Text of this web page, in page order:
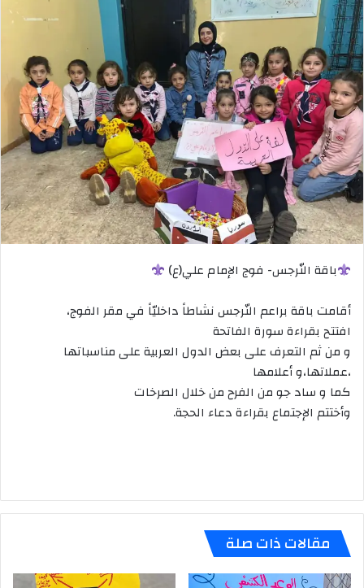
باقة النّرجس- فوج الإمام علي(ع)
أقامت باقة براعم النّرجس نشاطاً داخليّاً في مقر الفوج،
افتتح بقراءة سورة الفاتحة
و من ثم التعرف على بعض الدول العربية على مناسباتها
،عملاتها،و أعلامها
كما و ساد جو من الفرح من خلال الصرخات
وأختتم الإجتماع بقراءة دعاء الحجة.
مقالات ذات صلة